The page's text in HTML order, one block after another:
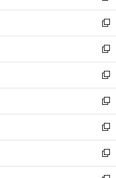
開
く
ウ
で
開
く
ン
ド
ウ
で
開
く
し
い
ウ
ィ
ン
ド
ウ
で
開
く
新
し
い
ウ
ィ
ン
ド
ウ
で
開
く
新
し
い
ウ
ィ
ン
ド
ウ
で
開
新
し
い
ウ
ィ
ン
ド
ウ
新
し
い
ウ
ィ
ン
新
し
い
ウ
新
し